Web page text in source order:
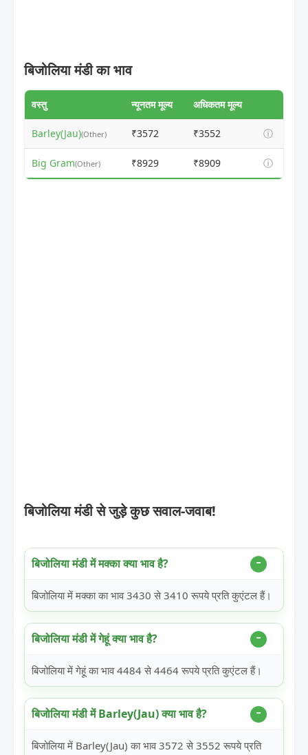
बिजोलिया मंडी का भाव
वस्तु न्यूनतम मूल्य अधिकतम मूल्य
Barley(Jau)(Other) ₹3572 ₹3552 ⓘ
Big Gram(Other) ₹8929 ₹8909 ⓘ
बिजोलिया मंडी से जुड़े कुछ सवाल-जवाब!
बिजोलिया मंडी में मक्का क्या भाव है?
बिजोलिया में मक्का का भाव 3430 से 3410 रूपये प्रति कुएंटल हैं।
बिजोलिया मंडी में गेहूं क्या भाव है?
बिजोलिया में गेहूं का भाव 4484 से 4464 रूपये प्रति कुएंटल हैं।
बिजोलिया मंडी में Barley(Jau) क्या भाव है?
बिजोलिया में Barley(Jau) का भाव 3572 से 3552 रूपये प्रति